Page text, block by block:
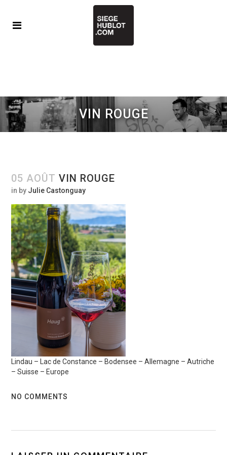
VIN ROUGE
05 AOÛT VIN ROUGE
in by Julie Castonguay
Lindau – Lac de Constance – Bodensee – Allemagne – Autriche
– Suisse – Europe
NO COMMENTS